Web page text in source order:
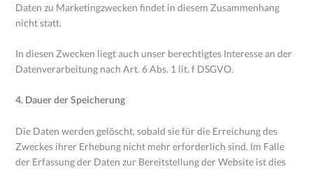
Daten zu Marketingzwecken findet in diesem Zusammenhang
nicht statt.
In diesen Zwecken liegt auch unser berechtigtes Interesse an der
Datenverarbeitung nach Art. 6 Abs. 1 lit. f DSGVO.
4. Dauer der Speicherung
Die Daten werden gelöscht, sobald sie für die Erreichung des
Zweckes ihrer Erhebung nicht mehr erforderlich sind. Im Falle
der Erfassung der Daten zur Bereitstellung der Website ist dies